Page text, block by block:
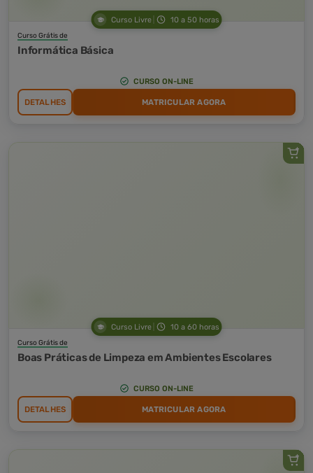
Curso Livre 10 a 50 horas
Curso Grátis de
Informática Básica
CURSO ON-LINE
DETALHES MATRICULAR AGORA
Curso Livre 10 a 60 horas
Curso Grátis de
Boas Práticas de Limpeza em Ambientes Escolares
CURSO ON-LINE
DETALHES MATRICULAR AGORA